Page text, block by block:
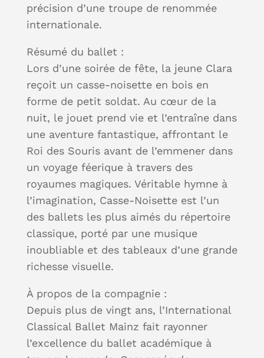
précision d’une troupe de renommée
internationale.
Résumé du ballet :
Lors d’une soirée de fête, la jeune Clara
reçoit un casse-noisette en bois en
forme de petit soldat. Au cœur de la
nuit, le jouet prend vie et l’entraîne dans
une aventure fantastique, affrontant le
Roi des Souris avant de l’emmener dans
un voyage féerique à travers des
royaumes magiques. Véritable hymne à
l’imagination, Casse-Noisette est l’un
des ballets les plus aimés du répertoire
classique, porté par une musique
inoubliable et des tableaux d’une grande
richesse visuelle.
À propos de la compagnie :
Depuis plus de vingt ans, l’International
Classical Ballet Mainz fait rayonner
l’excellence du ballet académique à